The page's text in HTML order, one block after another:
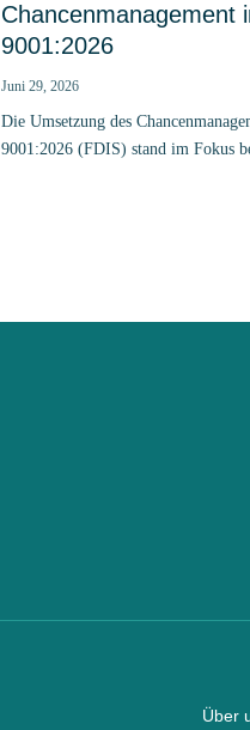
Chancenmanagement
9001:2026
Juni 29, 2026
Die Umsetzung des
9001:2026 (FDIS) stand im Fokus
Über